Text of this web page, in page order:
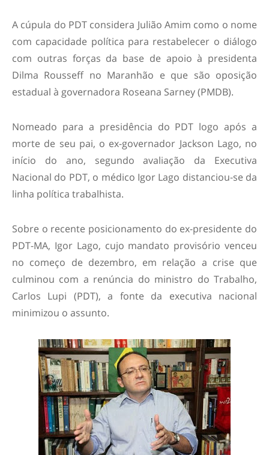
A cúpula do PDT considera Julião Amim como o nome
com capacidade política para restabelecer o diálogo
com outras forças da base de apoio à presidenta
Dilma Rousseff no Maranhão e que são oposição
estadual à governadora Roseana Sarney (PMDB).
Nomeado para a presidência do PDT logo após a
morte de seu pai, o ex-governador Jackson Lago, no
início do ano, segundo avaliação da Executiva
Nacional do PDT, o médico Igor Lago distanciou-se da
linha política trabalhista.
Sobre o recente posicionamento do ex-presidente do
PDT-MA, Igor Lago, cujo mandato provisório venceu
no começo de dezembro, em relação a crise que
culminou com a renúncia do ministro do Trabalho,
Carlos Lupi (PDT), a fonte da executiva nacional
minimizou o assunto.